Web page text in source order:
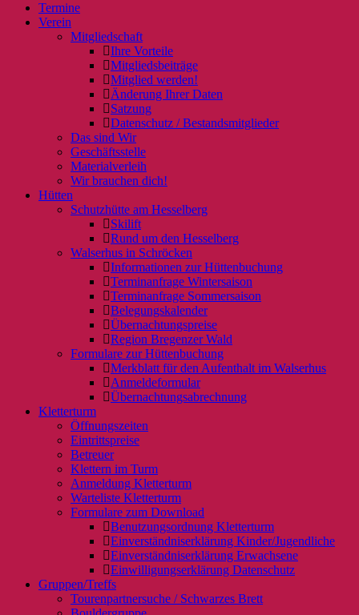
Termine
Verein
Mitgliedschaft
Ihre Vorteile
Mitgliedsbeiträge
Mitglied werden!
Änderung Ihrer Daten
Satzung
Datenschutz / Bestandsmitglieder
Das sind Wir
Geschäftsstelle
Materialverleih
Wir brauchen dich!
Hütten
Schutzhütte am Hesselberg
Skilift
Rund um den Hesselberg
Walserhus in Schröcken
Informationen zur Hüttenbuchung
Terminanfrage Wintersaison
Terminanfrage Sommersaison
Belegungskalender
Übernachtungspreise
Region Bregenzer Wald
Formulare zur Hüttenbuchung
Merkblatt für den Aufenthalt im Walserhus
Anmeldeformular
Übernachtungsabrechnung
Kletterturm
Öffnungszeiten
Eintrittspreise
Betreuer
Klettern im Turm
Anmeldung Kletterturm
Warteliste Kletterturm
Formulare zum Download
Benutzungsordnung Kletterturm
Einverständniserklärung Kinder/Jugendliche
Einverständniserklärung Erwachsene
Einwilligungserklärung Datenschutz
Gruppen/Treffs
Tourenpartnersuche / Schwarzes Brett